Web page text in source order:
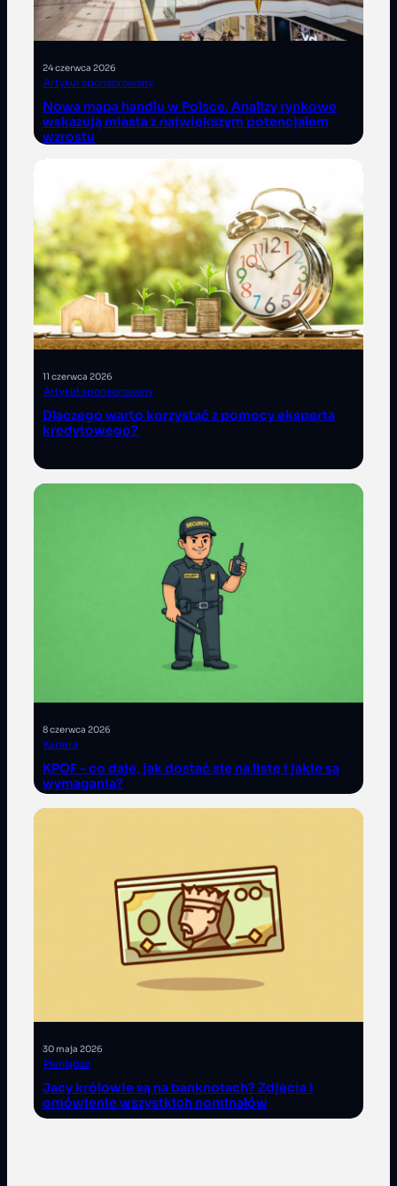
24 czerwca 2026
Artykuł sponsorowany
Nowa mapa handlu w Polsce. Analizy rynkowe
wskazują miasta z największym potencjałem
wzrostu
11 czerwca 2026
Artykuł sponsorowany
Dlaczego warto korzystać z pomocy eksperta
kredytowego?
8 czerwca 2026
Kariera
KPOF – co daje, jak dostać się na listę i jakie są
wymagania?
30 maja 2026
Pieniądze
Jacy królowie są na banknotach? Zdjęcia i
omówienie wszystkich nominałów